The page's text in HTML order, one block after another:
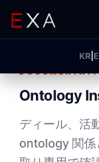
KR
Ontology
ディール、活
ontology 関